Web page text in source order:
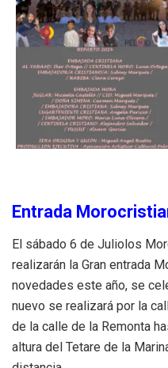
Entrada
El sábado 6 de Juliolos
realizarán la Gran entrada
novedades este año, se
nuevo se realizará por la
de la calle de la Remonta
altura del Tetare de la